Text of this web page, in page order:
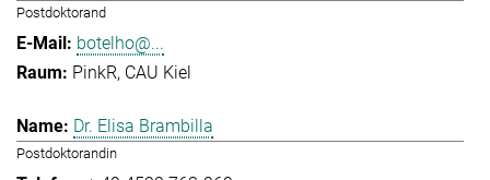
Postdoktorand
botelho@...
PinkR, CAU Kiel
Dr. Elisa Brambilla
Postdoktorandin